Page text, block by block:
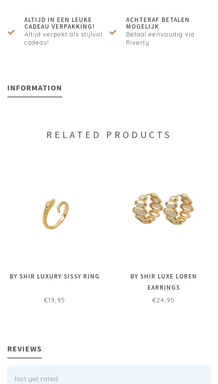
ALTIJD IN EEN LEUKE
CADEAU VERPAKKING!
Altijd verpakt als stijlvol
cadeau!
ACHTERAF BETALEN
MOGELIJK
Betaal eenvoudig via
Riverty
INFORMATION
RELATED PRODUCTS
BY SHIR LUXURY SISSY RING
€19,95
BY SHIR LUXE LOREN
EARRINGS
€24,95
REVIEWS
Not yet rated